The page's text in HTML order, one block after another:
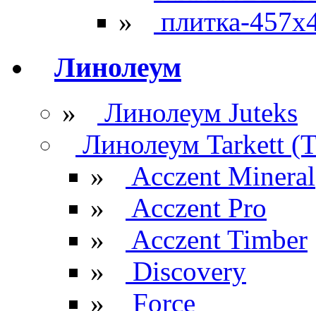
»
плитка-
Линолеум
»
Линолеум Juteks
Линолеум Tarkett
»
Acczent Mineral
»
Acczent Pro
»
Acczent Timber
»
Discovery
»
Force